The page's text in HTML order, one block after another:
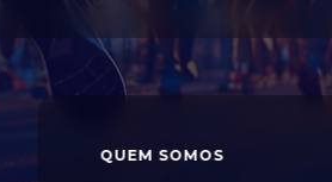
QUEM SOMOS